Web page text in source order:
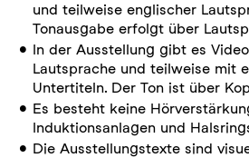
und teilweise englischer
Tonausgabe erfolgt über
In der Ausstellung gibt es
Lautsprache und teilweise mit
Untertiteln. Der Ton ist über
Es besteht keine
Induktionsanlagen und
Die Ausstellungstexte sind